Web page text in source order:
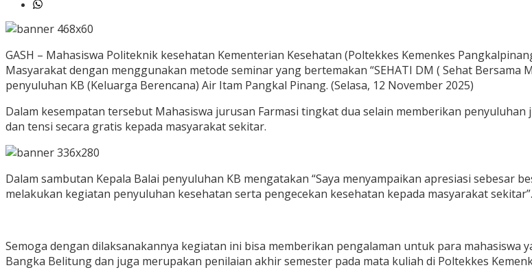
GASH – Mahasiswa Politeknik kesehatan Kementerian Kesehatan (Poltekkes Kemenkes
Masyarakat dengan menggunakan metode seminar yang bertemakan “SEHATI DM ( Sehat
penyuluhan KB (Keluarga Berencana) Air Itam Pangkal Pinang. (Selasa, 12 November 2025)
Dalam kesempatan tersebut Mahasiswa jurusan Farmasi tingkat dua selain memberikan
dan tensi secara gratis kepada masyarakat sekitar.
Dalam sambutan Kepala Balai penyuluhan KB mengatakan “Saya menyampaikan apresiasi sebesar
melakukan kegiatan penyuluhan kesehatan serta pengecekan kesehatan kepada masyarakat sekitar”.
Semoga dengan dilaksanakannya kegiatan ini bisa memberikan pengalaman untuk para
Bangka Belitung dan juga merupakan penilaian akhir semester pada mata kuliah di Poltekkes